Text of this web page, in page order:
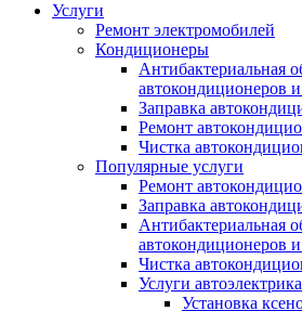
Услуги
Ремонт электромобилей
Кондиционеры
Антибактериальная
автокондиционеров
Заправка
Ремонт
Чистка
Популярные услуги
Ремонт
Заправка
Антибактериальная
автокондиционеров
Чистка
Услуги автоэлектрика
Установка